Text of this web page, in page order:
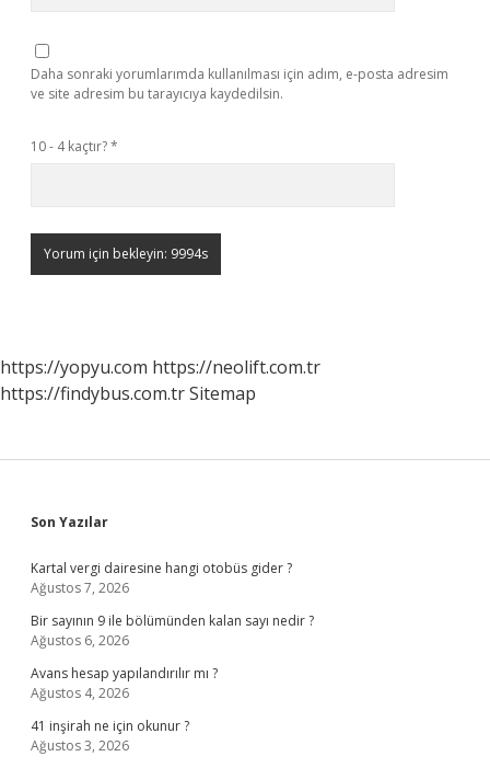
Daha sonraki yorumlarımda kullanılması için adım, e-posta adresim
ve site adresim bu tarayıcıya kaydedilsin.
10 - 4 kaçtır?*
https://yopyu.com https://neolift.com.tr
https://findybus.com.trSitemap
Sidebar
Son Yazılar
Kartal vergi dairesine hangi otobüs gider ?
Ağustos 7, 2026
Bir sayının 9 ile bölümünden kalan sayı nedir ?
Ağustos 6, 2026
Avans hesap yapılandırılır mı ?
Ağustos 4, 2026
41 inşirah ne için okunur ?
Ağustos 3, 2026